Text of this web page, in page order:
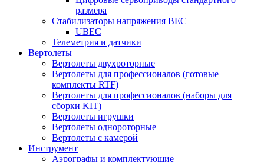
размера
Стабилизаторы напряжения BEC
UBEC
Телеметрия и датчики
Вертолеты
Вертолеты двухроторные
Вертолеты для профессионалов (готовые
комплекты RTF)
Вертолеты для профессионалов (наборы для
сборки KIT)
Вертолеты игрушки
Вертолеты однороторные
Вертолеты с камерой
Инструмент
Аэрографы и комплектующие